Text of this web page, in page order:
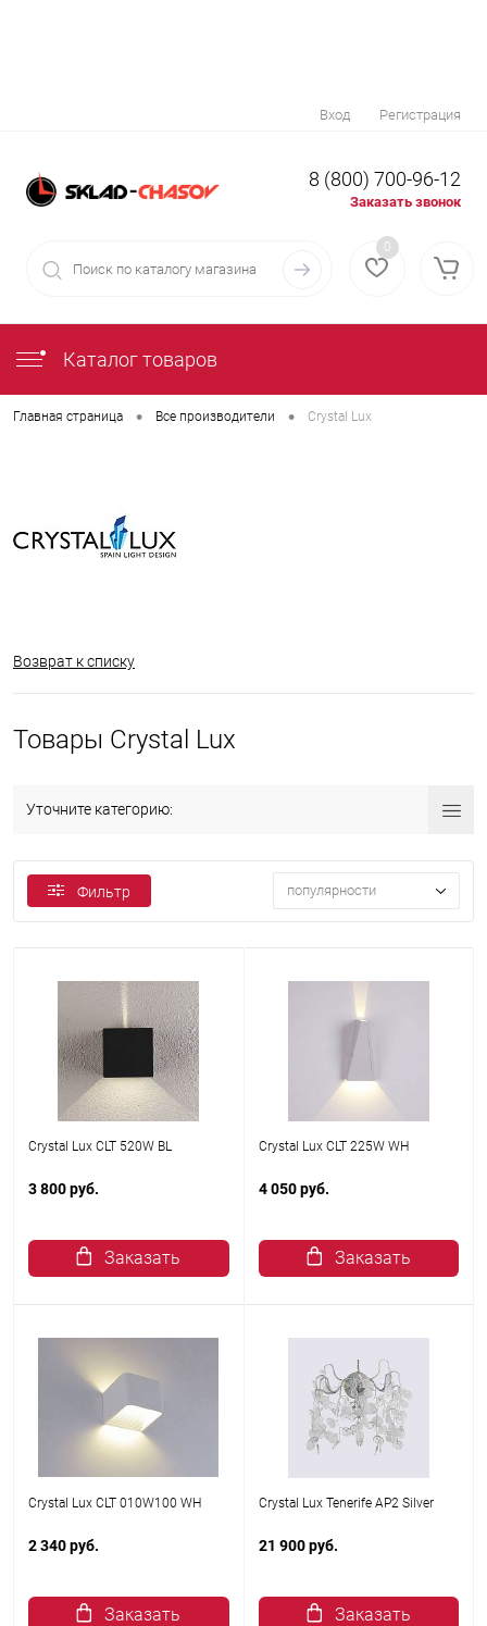
Вход Регистрация
8 (800) 700-96-12
Заказать звонок
0
Каталог товаров
Главная страница • Все производители • Crystal Lux
Возврат к списку
Товары Crystal Lux
Уточните категорию:
Фильтр популярности
Crystal Lux CLT 520W BL
3 800 руб.
Заказать
Crystal Lux CLT 225W WH
4 050 руб.
Заказать
Crystal Lux CLT 010W100 WH
2 340 руб.
Заказать
Crystal Lux Tenerife AP2 Silver
21 900 руб.
Заказать